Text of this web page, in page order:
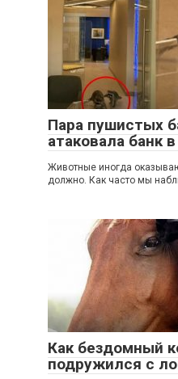
Пара пушистых
атаковала банк
Животные иногда
должно. Как часто мы
Как бездомный
подружился с